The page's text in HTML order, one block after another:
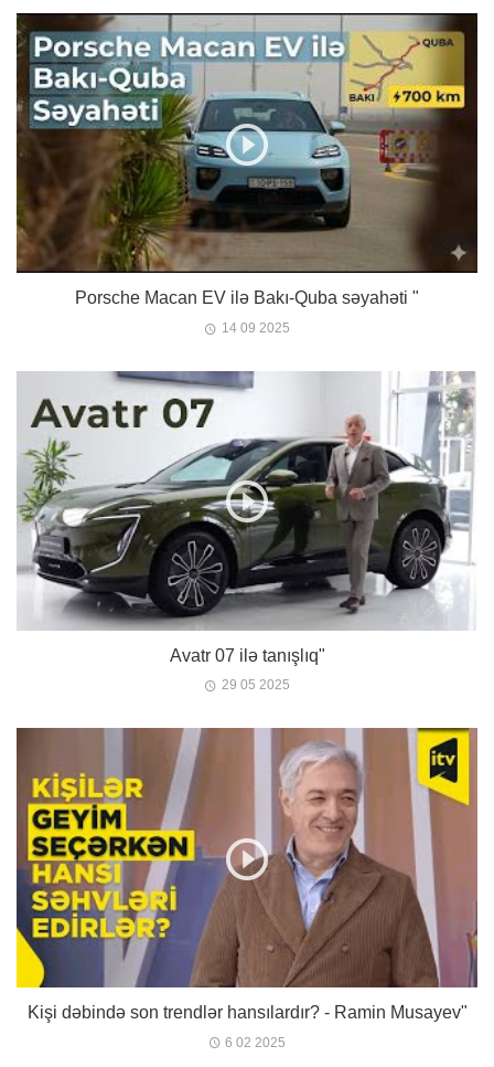
Porsche Macan EV ilə Bakı-Quba səyahəti "
14 09 2025
Avatr 07 ilə tanışlıq"
29 05 2025
Kişi dəbində son trendlər hansılardır? - Ramin Musayev"
6 02 2025